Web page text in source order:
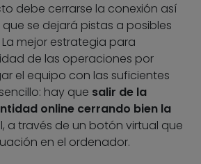
debe cerrarse la conexión así
se dejará pistas a posibles
mejor estrategia para
de las operaciones por
el equipo con las suficientes
hay que salir de la
online cerrando bien la
a través de un botón virtual que
en el ordenador.